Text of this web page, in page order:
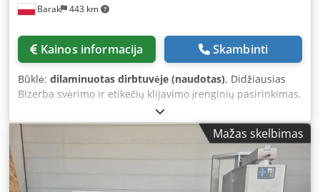
Barak 443 km
Kainos informacija Skambinti
Būklė: dilaminuotas dirbtuvėje (naudotas), Didžiausias
Bizerba svėrimo ir etikečių klijavimo įrenginių pasirinkimas.
Įrenginiai yra pilnai kapitališkai suremontuoti. Suteikiame
garantiją įrenginiams. Crsdpfxjhtfr Ds Amhef
Mažas skelbimas